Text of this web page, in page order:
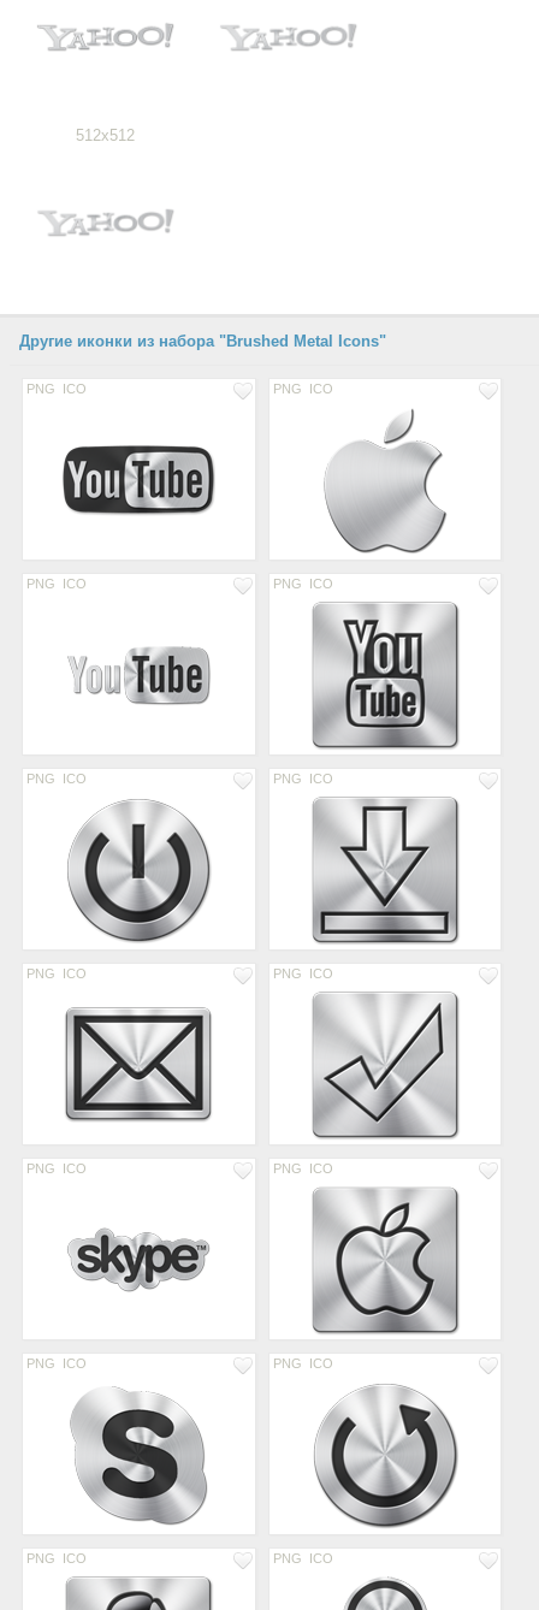
512x512
Другие иконки из набора "Brushed Metal Icons"
PNG ICO PNG ICO
PNG ICO PNG ICO
PNG ICO PNG ICO
PNG ICO PNG ICO
PNG ICO PNG ICO
PNG ICO PNG ICO
PNG ICO PNG ICO